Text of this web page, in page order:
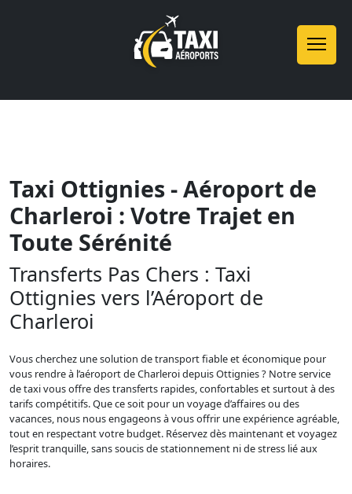
Taxi Ottignies - Aéroport de
Charleroi : Votre Trajet en
Toute Sérénité
Transferts Pas Chers : Taxi
Ottignies vers l’Aéroport de
Charleroi
Vous cherchez une solution de transport fiable et économique pour
vous rendre à l’aéroport de Charleroi depuis Ottignies ? Notre service
de taxi vous offre des transferts rapides, confortables et surtout à des
tarifs compétitifs. Que ce soit pour un voyage d’affaires ou des
vacances, nous nous engageons à vous offrir une expérience agréable,
tout en respectant votre budget. Réservez dès maintenant et voyagez
l’esprit tranquille, sans soucis de stationnement ni de stress lié aux
horaires.